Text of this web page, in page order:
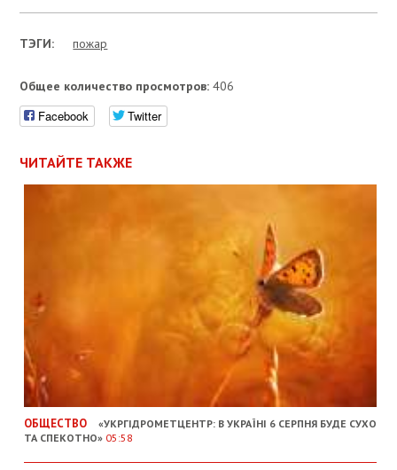
ТЭГИ: пожар
Общее количество просмотров: 406
Facebook Twitter
ЧИТАЙТЕ ТАКЖЕ
ОБЩЕСТВО
«УКРГІДРОМЕТЦЕНТР: В УКРАЇНІ 6 СЕРПНЯ БУДЕ СУХО
ТА СПЕКОТНО» 05:58